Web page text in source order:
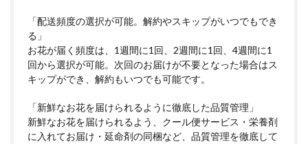
「配送頻度の選択が可能。解約やスキップがいつでもでき
る」
お花が届く頻度は、1週間に1回、2週間に1回、4週間に1
回から選択が可能。次回のお届けが不要となった場合はス
キップができ、解約もいつでも可能です。
「新鮮なお花を届けられるように徹底した品質管理」
新鮮なお花を届けられるよう、クール便サービス・栄養剤
に入れてお届け・延命剤の同梱など、品質管理を徹底して